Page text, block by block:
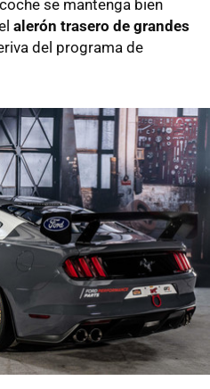
se mantenga bien
alerón trasero de grandes
del programa de